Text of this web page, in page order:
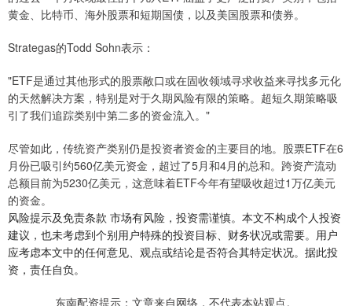
黄金、比特币、海外股票和短期国债，以及美国股票和债券。
Strategas的Todd Sohn表示：
"ETF是通过其他形式的股票敞口或在固收领域寻求收益来寻找多元化
的天然解决方案，特别是对于久期风险有限的策略。超短久期策略吸
引了我们追踪类别中第二多的资金流入。"
尽管如此，传统资产类别仍是投资者资金的主要目的地。股票ETF在6
月份已吸引约560亿美元资金，超过了5月和4月的总和。跨资产流动
总额目前为5230亿美元，这意味着ETF今年有望吸收超过1万亿美元
的资金。
风险提示及免责条款 市场有风险，投资需谨慎。本文不构成个人投资
建议，也未考虑到个别用户特殊的投资目标、财务状况或需要。用户
应考虑本文中的任何意见、观点或结论是否符合其特定状况。据此投
资，责任自负。
东南配资提示：文章来自网络，不代表本站观点。